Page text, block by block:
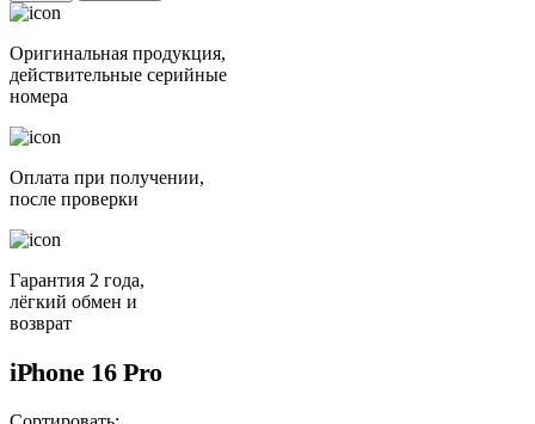
Оригинальная продукция,
действительные серийные
номера
Оплата при получении,
после проверки
Гарантия 2 года,
лёгкий обмен и
возврат
iPhone 16 Pro